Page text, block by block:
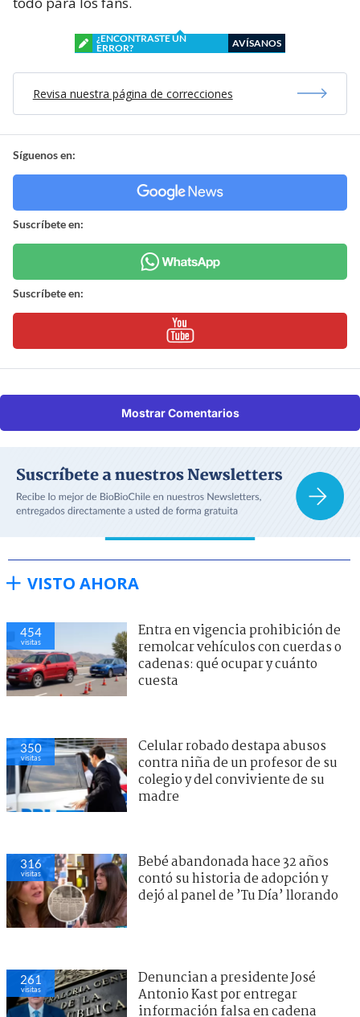
¿ENCONTRASTE UN
ERROR?
AVÍSANOS
Revisa nuestra página de correcciones
Síguenos en:
Suscríbete en:
Suscríbete en:
Mostrar Comentarios
VISTO AHORA
454
visitas
Entra en vigencia prohibición de
remolcar vehículos con cuerdas o
cadenas: qué ocupar y cuánto
cuesta
350
visitas
Celular robado destapa abusos
contra niña de un profesor de su
colegio y del conviviente de su
madre
316
visitas
Bebé abandonada hace 32 años
contó su historia de adopción y
dejó al panel de ’Tu Día’ llorando
261
visitas
Denuncian a presidente José
Antonio Kast por entregar
información falsa en cadena